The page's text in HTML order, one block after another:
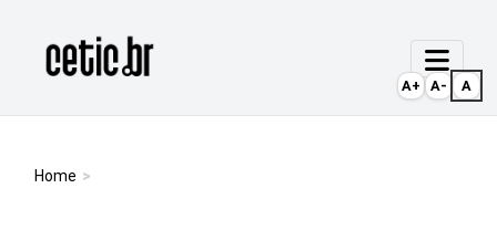
Página inicial
Home
A+ A- A